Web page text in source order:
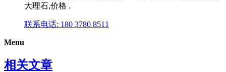
大理石,价格 .
联系电话: 180 3780 8511
Menu
相关文章